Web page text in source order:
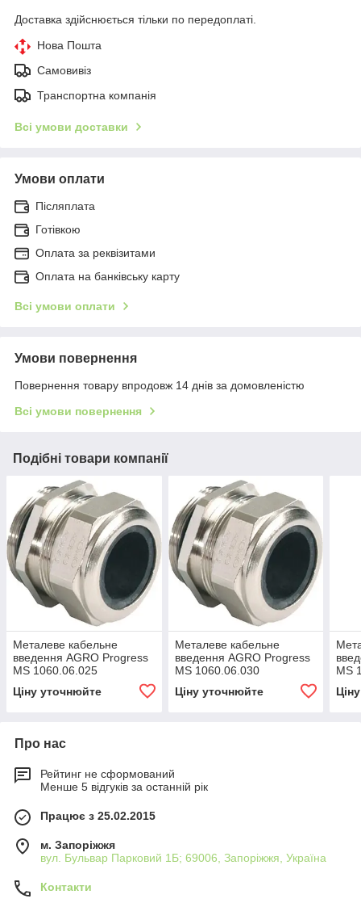
Доставка здійснюється тільки по передоплаті.
Нова Пошта
Самовивіз
Транспортна компанія
Всі умови доставки
Умови оплати
Післяплата
Готівкою
Оплата за реквізитами
Оплата на банківську карту
Всі умови оплати
Умови повернення
Повернення товару впродовж 14 днів за домовленістю
Всі умови повернення
Подібні товари компанії
Металеве кабельне
введення AGRO Progress
MS 1060.06.025
Ціну уточнюйте
Металеве кабельне
введення AGRO Progress
MS 1060.06.030
Ціну уточнюйте
MS
Про нас
Рейтинг не сформований
Менше 5 відгуків за останній рік
Працює з 25.02.2015
м. Запоріжжя
вул. Бульвар Парковий 1Б; 69006, Запоріжжя, Україна
Контакти